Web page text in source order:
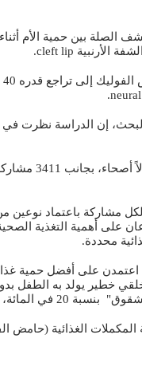
الصلة بين حمية الأم
إن الدراسة نظرت في
وشملت
مشاركة باعتماد نوعين
على أهمية التغذية
محددة.
اعتمدن على أفضل حمية
بمعدل 30 في المائة.
الغذائية (حامض